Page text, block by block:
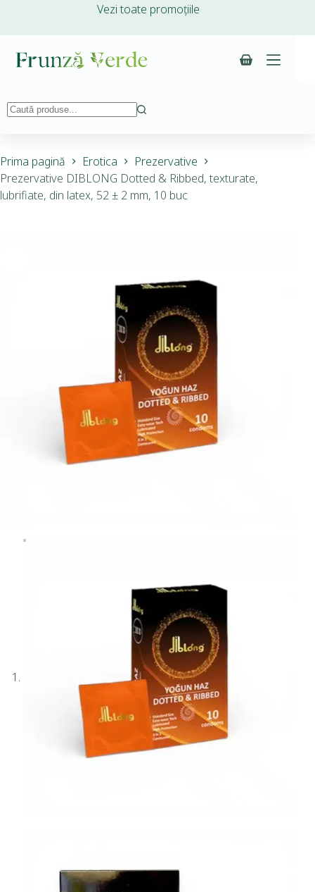
Vezi toate promoțiile
Prima pagină Erotica
Prezervative
Prezervative DIBLONG Dotted & Ribbed, texturate,
lubrifiate, din latex, 52 ± 2 mm, 10 buc